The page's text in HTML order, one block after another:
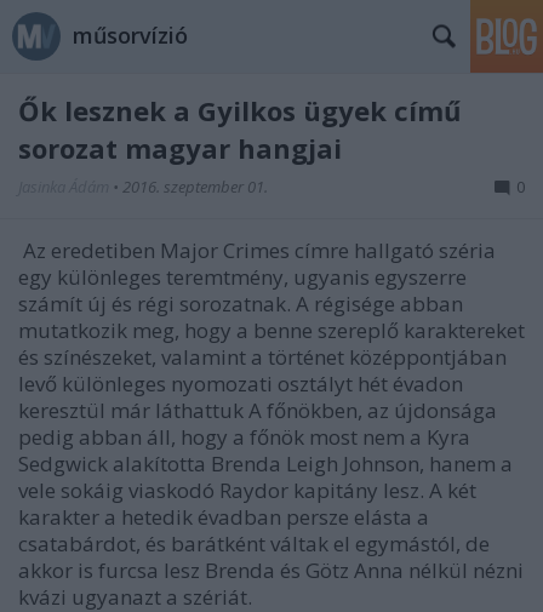
műsorvízió
Ők lesznek a Gyilkos ügyek című
sorozat magyar hangjai
• 2016. szeptember 01. 0
Az eredetiben Major Crimes címre hallgató széria
egy különleges teremtmény, ugyanis egyszerre
számít új és régi sorozatnak. A régisége abban
mutatkozik meg, hogy a benne szereplő karaktereket
és színészeket, valamint a történet középpontjában
levő különleges nyomozati osztályt hét évadon
keresztül már láthattuk A főnökben, az újdonsága
pedig abban áll, hogy a főnök most nem a Kyra
Sedgwick alakította Brenda Leigh Johnson, hanem a
vele sokáig viaskodó Raydor kapitány lesz. A két
karakter a hetedik évadban persze elásta a
csatabárdot, és barátként váltak el egymástól, de
akkor is furcsa lesz Brenda és Götz Anna nélkül nézni
kvázi ugyanazt a szériát.